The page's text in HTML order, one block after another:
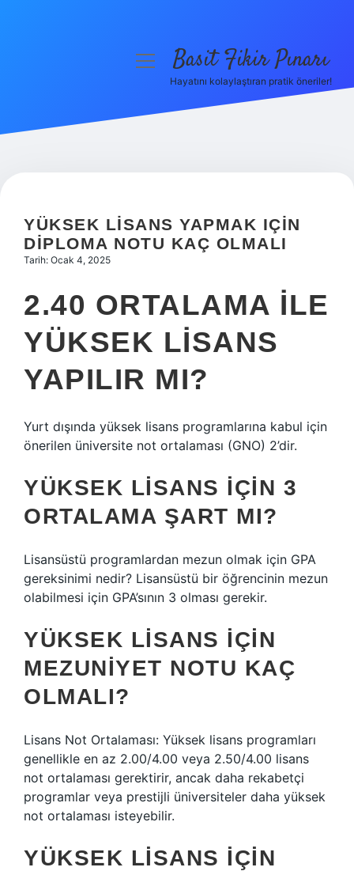
Hakkımızda
menüyüBasit Fikir Pınarı
Hayatını kolaylaştıran pratik öneriler!
YÜKSEK LISANS YAPMAK IÇIN
DIPLOMA NOTU KAÇ OLMALI
Tarih: Ocak 4, 2025
2.40 ORTALAMA ILE
YÜKSEK LISANS
YAPILIR MI?
Yurt dışında yüksek lisans programlarına kabul için
önerilen üniversite not ortalaması (GNO) 2’dir.
YÜKSEK LISANS IÇIN 3
ORTALAMA ŞART MI?
Lisansüstü programlardan mezun olmak için GPA
gereksinimi nedir? Lisansüstü bir öğrencinin mezun
olabilmesi için GPA’sının 3 olması gerekir.
YÜKSEK LISANS IÇIN
MEZUNIYET NOTU KAÇ
OLMALI?
Lisans Not Ortalaması: Yüksek lisans programları
genellikle en az 2.00/4.00 veya 2.50/4.00 lisans
not ortalaması gerektirir, ancak daha rekabetçi
programlar veya prestijli üniversiteler daha yüksek
not ortalaması isteyebilir.
YÜKSEK LISANS IÇIN